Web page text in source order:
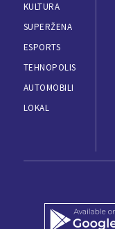
KULTURA
SUPERŽENA
ESPORTS
TEHNOPOLIS
AUTOMOBILI
LOKAL